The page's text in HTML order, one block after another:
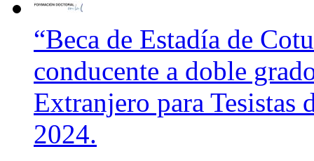
“Beca de Estadía de
conducente a doble
Extranjero para Tesistas
2024.